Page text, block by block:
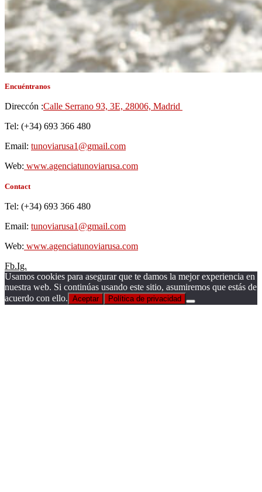
Encuéntranos
Direccón :Calle Serrano 93, 3E, 28006, Madrid
Tel: (+34) 693 366 480
Email: tunoviarusa1@gmail.com
Web: www.agenciatunoviarusa.com
Contact
Tel: (+34) 693 366 480
Email: tunoviarusa1@gmail.com
Web: www.agenciatunoviarusa.com
Fb.Ig.
Usamos cookies para asegurar que te damos la mejor experiencia en
nuestra web. Si continúas usando este sitio, asumiremos que estás de
acuerdo con ello. Aceptar Política de privacidad